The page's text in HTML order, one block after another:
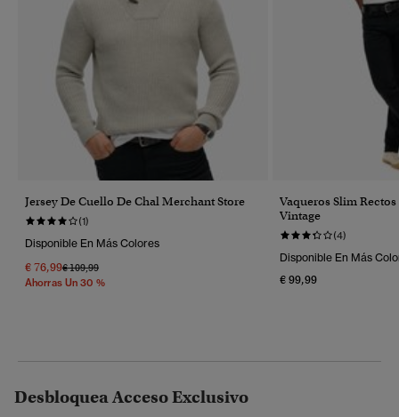
Jersey De Cuello De Chal Merchant Store
(1)
Disponible En Más Colores
€ 76,99Precio Rebajado De
€ 109,99A
Ahorras Un 30 %
Vaqueros Slim
Vintage
(4)
Disponible En Más
€ 99,99
Desbloquea Acceso Exclusivo